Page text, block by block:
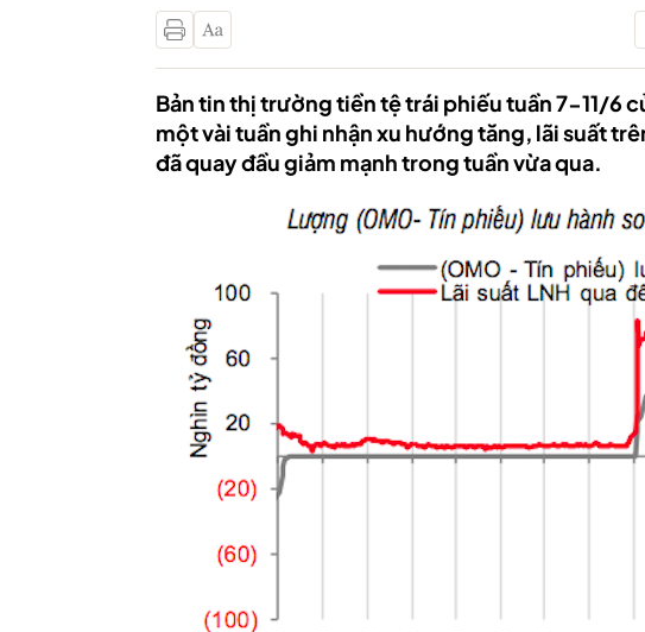
Bản tin thị trường tiền tệ trái phiếu tuần 7-11/6
một vài tuần ghi nhận xu hướng tăng, lãi suất
đã quay đầu giảm mạnh trong tuần vừa qua.